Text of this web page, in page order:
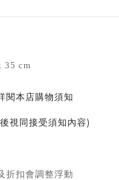
35 cm
閱本店購物須知
視同接受須知內容)
折扣會調整浮動